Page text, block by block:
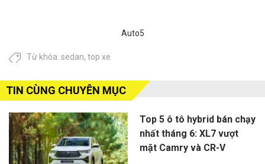
Auto5
Từ khóa: sedan, top xe
TIN CÙNG CHUYÊN MỤC
Top 5 ô tô hybrid bán chạy
nhất tháng 6: XL7 vượt
mặt Camry và CR-V